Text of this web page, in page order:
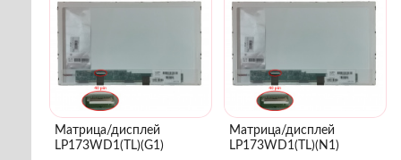
Матрица/дисплей
LP173WD1(TL)(G1)
Матрица/дисплей
LP173WD1(TL)(N1)